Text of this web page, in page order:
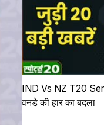
IND Vs NZ T20
वनडे की हार का बदला